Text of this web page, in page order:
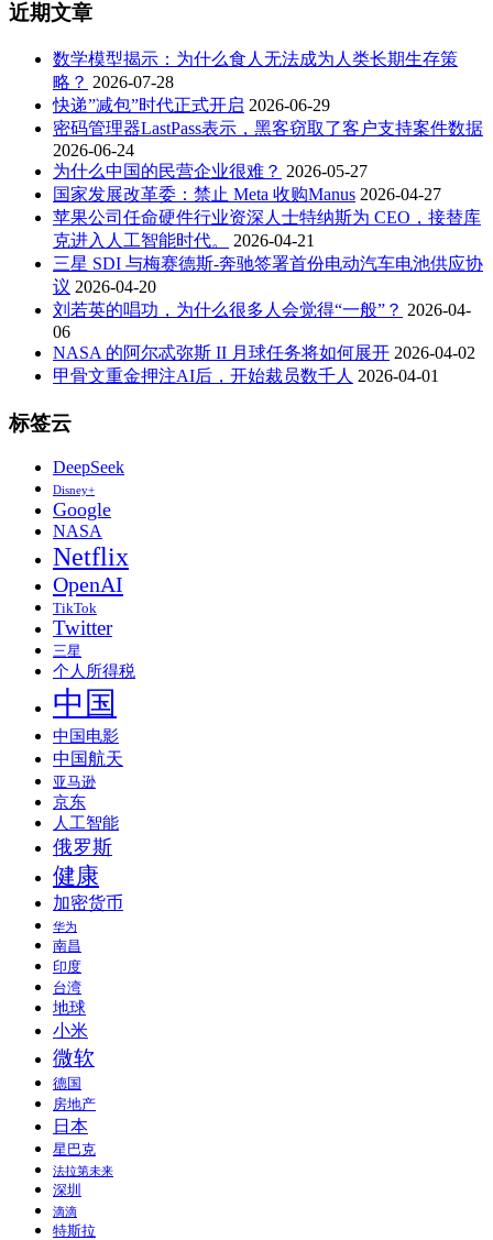
近期文章
数学模型揭示：为什么食人无法成为人类长期生存策
略？ 2026-07-28
快递”减包”时代正式开启 2026-06-29
密码管理器LastPass表示，黑客窃取了客户支持案件数据
2026-06-24
为什么中国的民营企业很难？ 2026-05-27
国家发展改革委：禁止 Meta 收购Manus 2026-04-27
苹果公司任命硬件行业资深人士特纳斯为 CEO，接替库
克进入人工智能时代。
2026-04-21
三星 SDI 与梅赛德斯-奔驰签署首份电动汽车电池供应协
议 2026-04-20
刘若英的唱功，为什么很多人会觉得“一般”？ 2026-04-
06
NASA 的阿尔忒弥斯 II 月球任务将如何展开 2026-04-02
甲骨文重金押注AI后，开始裁员数千人 2026-04-01
标签云
DeepSeek
Disney+
Google
NASA
Netflix
OpenAI
TikTok
Twitter
三星
个人所得税
中国
中国电影
中国航天
亚马逊
京东
人工智能
俄罗斯
健康
加密货币
华为
南昌
印度
台湾
地球
小米
微软
德国
房地产
日本
星巴克
法拉第未来
深圳
滴滴
特斯拉